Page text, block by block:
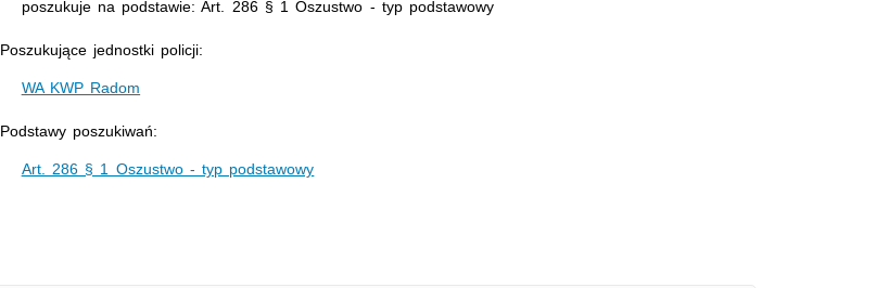
poszukuje na podstawie: Art. 286 § 1 Oszustwo - typ podstawowy
Poszukujące jednostki policji:
WA KWP Radom
Podstawy poszukiwań:
Art. 286 § 1 Oszustwo - typ podstawowy